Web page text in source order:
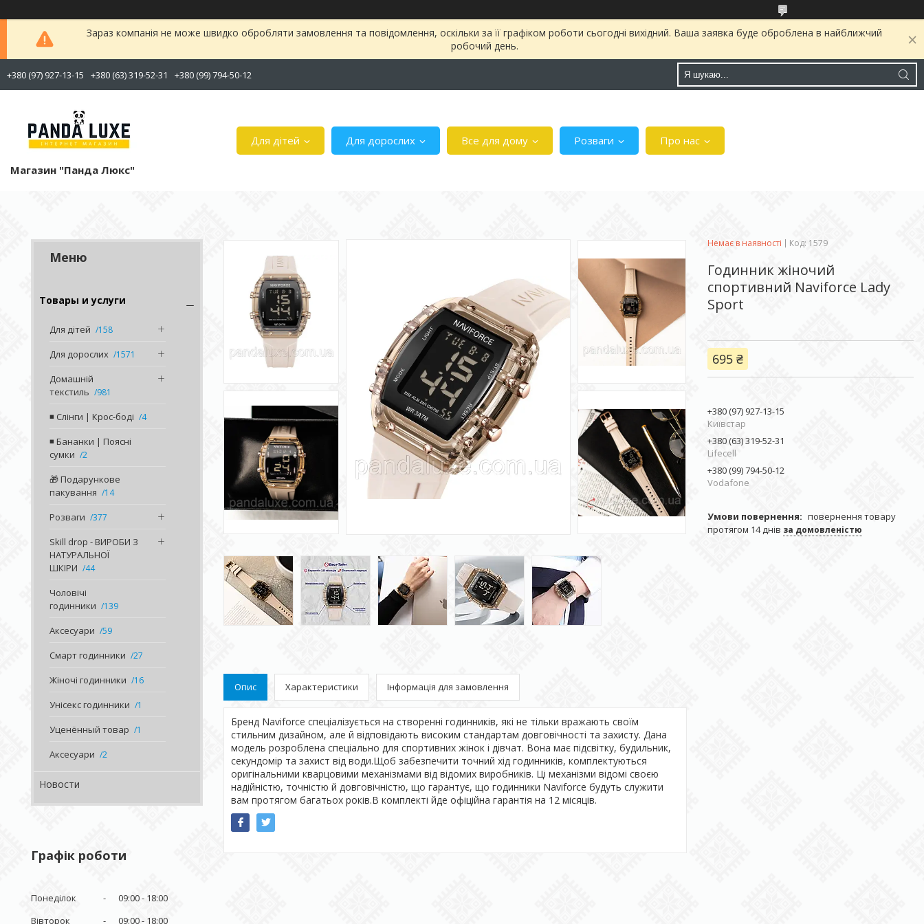
Зараз компанія не може швидко обробляти замовлення та повідомлення, оскільки за її графіком роботи сьогодні вихідний. Ваша заявка буде оброблена в найближчий
робочий день.
+380 (97) 927-13-15 +380 (63) 319-52-31 +380 (99) 794-50-12
Магазин "Панда Люкс"
Для дітей Для дорослих Все для дому Розваги Про нас
Товары и услуги
Для дітей 158
Для дорослих 1571
Домашній
текстиль
981
◾️ Слінги | Крос-боді 4
◾️ Бананки | Поясні
сумки
2
🎁 Подарункове
пакування
14
Розваги 377
Skill drop - ВИРОБИ З
НАТУРАЛЬНОЇ
ШКІРИ
44
Чоловічі
годинники
139
Аксесуари 59
Смарт годинники 27
Жіночі годинники 16
Унісекс годинники 1
Уценённый товар 1
Аксесуари 2
Новости
Графік роботи
Понеділок 09:00
18:00
Вівторок
09:00 18:00
Опис Характеристики Інформація для замовлення
Бренд Naviforce спеціалізується на створенні годинників, які не тільки вражають своїм
стильним дизайном, але й відповідають високим стандартам довговічності та захисту. Дана
модель розроблена спеціально для спортивних жінок і дівчат. Вона має підсвітку, будильник,
секундомір та захист від води.Щоб забезпечити точний хід годинників, комплектуються
оригінальними кварцовими механізмами від відомих виробників. Ці механізми відомі своєю
надійністю, точністю й довговічністю, що гарантує, що годинники Naviforce будуть служити
вам протягом багатьох років.В комплекті йде офіційна гарантія на 12 місяців.
Немає в наявності Код: 1579
Годинник жіночий
спортивний Naviforce Lady
Sport
695 ₴
+380 (97) 927-13-15
Київстар
+380 (63) 319-52-31
Lifecell
+380 (99) 794-50-12
Vodafone
повернення товару
протягом 14 днів за домовленістю